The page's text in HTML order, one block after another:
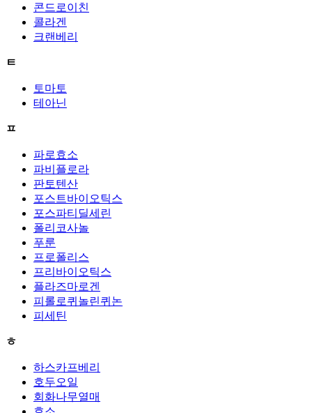
콘드로이친
콜라겐
크랜베리
ㅌ
토마토
테아닌
ㅍ
파로효소
파비플로라
판토텐산
포스트바이오틱스
포스파티딜세린
폴리코사놀
푸룬
프로폴리스
프리바이오틱스
플라즈마로겐
피롤로퀴놀린퀴논
피세틴
ㅎ
하스카프베리
호두오일
회화나무열매